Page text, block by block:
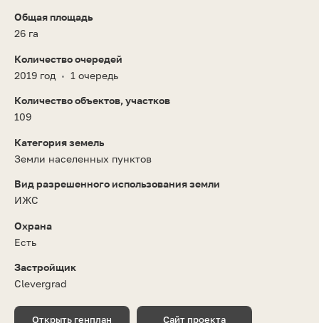
Общая площадь
26 га
Количество очередей
2019 год • 1 очередь
Количество объектов, участков
109
Категория земель
Земли населенных пунктов
Вид разрешенного использования земли
ИЖС
Охрана
Есть
Застройщик
Clevergrad
Открыть генплан Сайт проекта